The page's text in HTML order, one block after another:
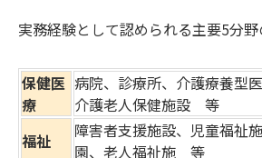
実務経験として認められる主要5分
保健医
療
病院、診療所、介護療養型
介護老人保健施設 等
福祉
障害者支援施設、児童福祉
園、老人福祉施 等